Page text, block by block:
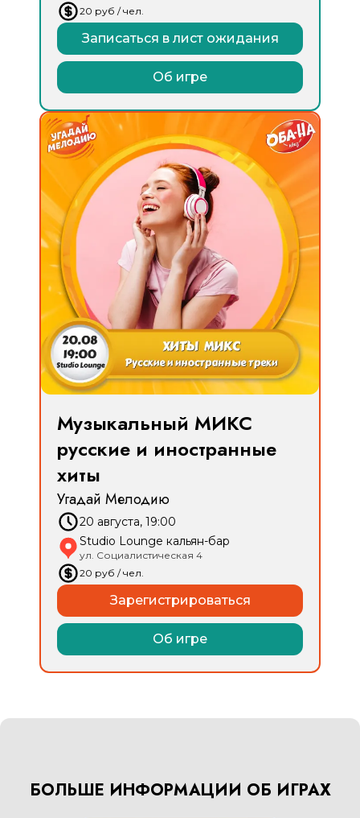
20 руб / чел.
Записаться в лист ожидания
Об игре
Музыкальный МИКС
русские и иностранные
хиты
Угадай Мелодию
20 августа, 19:00
Studio Lounge кальян-бар
ул. Социалистическая 4
20 руб / чел.
Зарегистрироваться
Об игре
БОЛЬШЕ ИНФОРМАЦИИ ОБ ИГРАХ